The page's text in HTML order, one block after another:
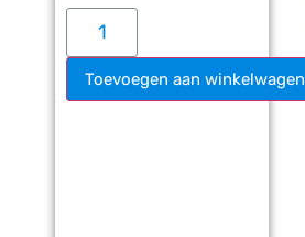
Toevoegen aan winkelwagen